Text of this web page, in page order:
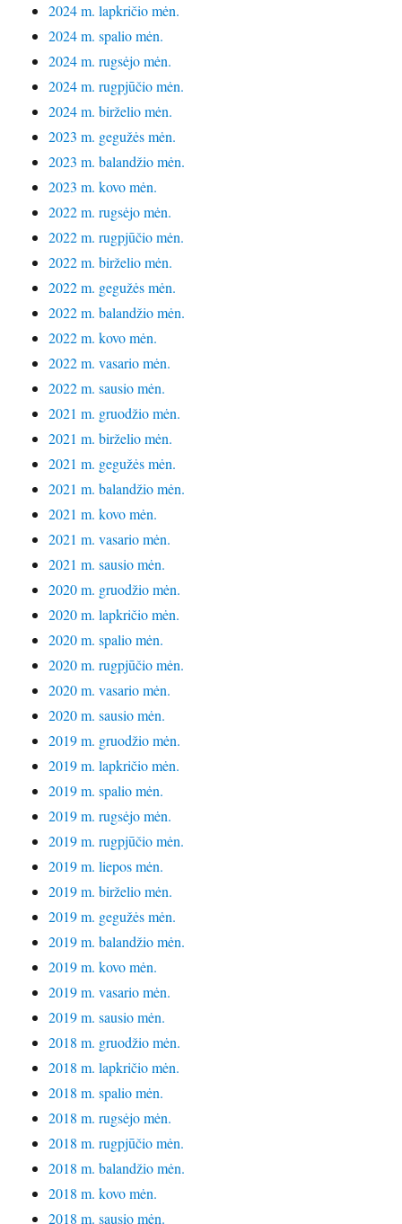
2024 m. lapkričio mėn.
2024 m. spalio mėn.
2024 m. rugsėjo mėn.
2024 m. rugpjūčio mėn.
2024 m. birželio mėn.
2023 m. gegužės mėn.
2023 m. balandžio mėn.
2023 m. kovo mėn.
2022 m. rugsėjo mėn.
2022 m. rugpjūčio mėn.
2022 m. birželio mėn.
2022 m. gegužės mėn.
2022 m. balandžio mėn.
2022 m. kovo mėn.
2022 m. vasario mėn.
2022 m. sausio mėn.
2021 m. gruodžio mėn.
2021 m. birželio mėn.
2021 m. gegužės mėn.
2021 m. balandžio mėn.
2021 m. kovo mėn.
2021 m. vasario mėn.
2021 m. sausio mėn.
2020 m. gruodžio mėn.
2020 m. lapkričio mėn.
2020 m. spalio mėn.
2020 m. rugpjūčio mėn.
2020 m. vasario mėn.
2020 m. sausio mėn.
2019 m. gruodžio mėn.
2019 m. lapkričio mėn.
2019 m. spalio mėn.
2019 m. rugsėjo mėn.
2019 m. rugpjūčio mėn.
2019 m. liepos mėn.
2019 m. birželio mėn.
2019 m. gegužės mėn.
2019 m. balandžio mėn.
2019 m. kovo mėn.
2019 m. vasario mėn.
2019 m. sausio mėn.
2018 m. gruodžio mėn.
2018 m. lapkričio mėn.
2018 m. spalio mėn.
2018 m. rugsėjo mėn.
2018 m. rugpjūčio mėn.
2018 m. balandžio mėn.
2018 m. kovo mėn.
2018 m. sausio mėn.